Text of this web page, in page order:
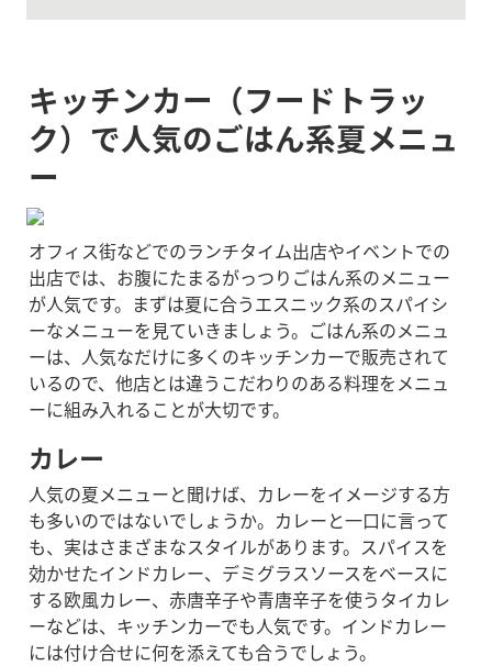
キッチンカー（フードトラッ
ク）で人気のごはん系夏メニュ
ー
オフィス街などでのランチタイム出店やイベントでの
出店では、お腹にたまるがっつりごはん系のメニュー
が人気です。 まずは夏に合うエスニック系のスパイシ
ーなメニューを見ていきましょう。ごはん系のメニュ
ーは、人気なだけに多くのキッチンカーで販売されて
いるので、他店とは違うこだわりのある料理をメニュ
ーに組み入れることが大切です。
カレー
人気の夏メニューと聞けば、カレーをイメージする方
も多いのではないでしょうか。カレーと一口に言って
も、実はさまざまなスタイルがあります。スパイスを
効かせたインドカレー、デミグラスソースをベースに
する欧風カレー、赤唐辛子や青唐辛子を使うタイカレ
ーなどは、キッチンカーでも人気です。インドカレー
には付け合せに何を添えても合うでしょう。